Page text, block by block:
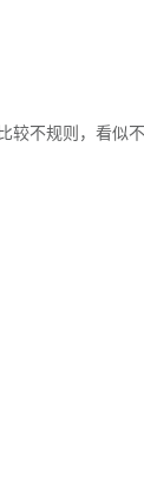
较不规则，看似